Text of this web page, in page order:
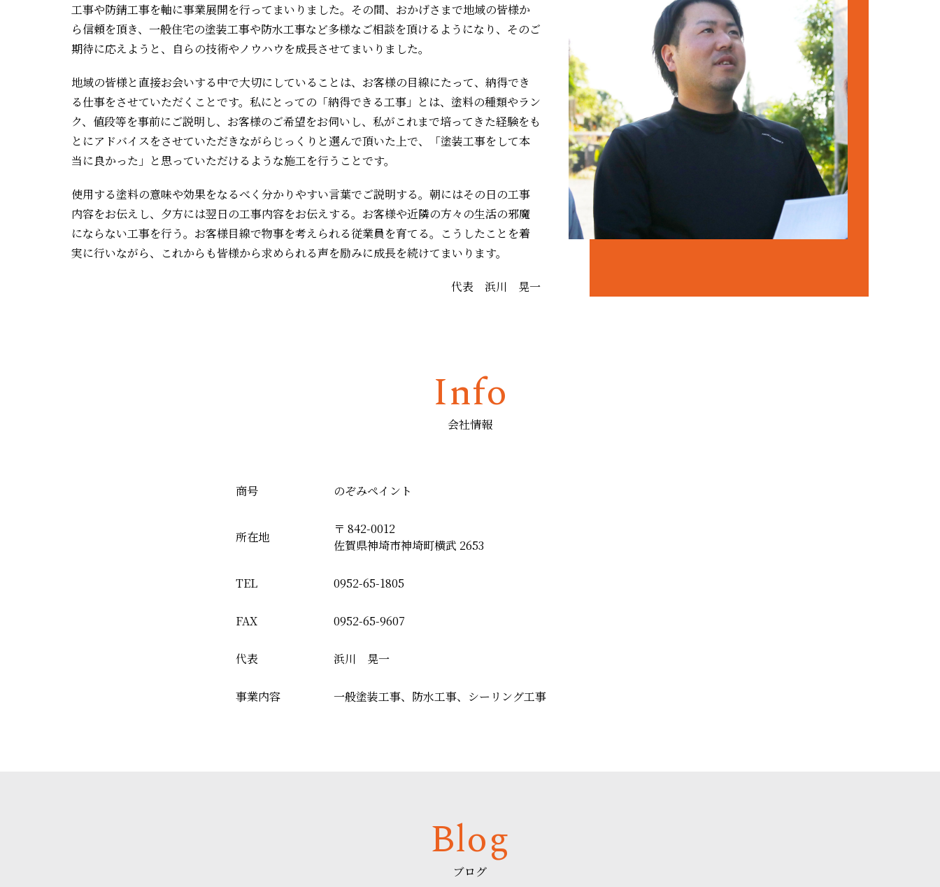
工事や防錆工事を軸に事業展開を行ってまいりました。その間、おかげさまで地域の皆様か
ら信頼を頂き、一般住宅の塗装工事や防水工事など多様なご相談を頂けるようになり、そのご
期待に応えようと、自らの技術やノウハウを成長させてまいりました。
地域の皆様と直接お会いする中で大切にしていることは、お客様の目線にたって、納得でき
る仕事をさせていただくことです。私にとっての「納得できる工事」とは、塗料の種類やラン
ク、値段等を事前にご説明し、お客様のご希望をお伺いし、私がこれまで培ってきた経験をも
とにアドバイスをさせていただきながらじっくりと選んで頂いた上で、「塗装工事をして本
当に良かった」と思っていただけるような施工を行うことです。
使用する塗料の意味や効果をなるべく分かりやすい言葉でご説明する。朝にはその日の工事
内容をお伝えし、夕方には翌日の工事内容をお伝えする。お客様や近隣の方々の生活の邪魔
にならない工事を行う。お客様目線で物事を考えられる従業員を育てる。こうしたことを着
実に行いながら、これからも皆様から求められる声を励みに成長を続けてまいります。
代表 浜川 晃一
Info
会社情報
商号 のぞみペイント
所在地
〒 842-0012
佐賀県神埼市神埼町横武 2653
TEL 0952-65-1805
FAX 0952-65-9607
代表 浜川 晃一
事業内容 一般塗装工事、防水工事、シーリング工事
Blog
ブログ